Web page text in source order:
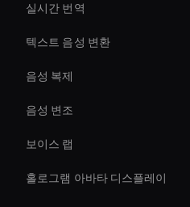
실시간 번역
텍스트 음성 변환
음성 복제
음성 변조
보이스 랩
홀로그램 아바타 디스플레이